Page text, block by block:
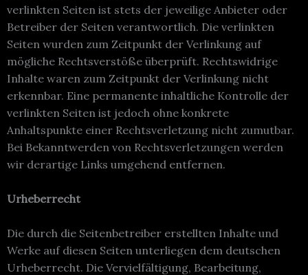
verlinkten Seiten ist stets der jeweilige Anbieter oder
Betreiber der Seiten verantwortlich. Die verlinkten
Seiten wurden zum Zeitpunkt der Verlinkung auf
mögliche Rechtsverstöße überprüft. Rechtswidrige
Inhalte waren zum Zeitpunkt der Verlinkung nicht
erkennbar. Eine permanente inhaltliche Kontrolle der
verlinkten Seiten ist jedoch ohne konkrete
Anhaltspunkte einer Rechtsverletzung nicht zumutbar.
Bei Bekanntwerden von Rechtsverletzungen werden
wir derartige Links umgehend entfernen.
Urheberrecht
Die durch die Seitenbetreiber erstellten Inhalte und
Werke auf diesen Seiten unterliegen dem deutschen
Urheberrecht. Die Vervielfältigung, Bearbeitung,